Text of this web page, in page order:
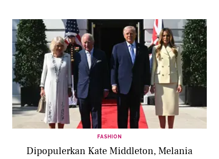
FASHION
Dipopulerkan Kate Middleton, Melania